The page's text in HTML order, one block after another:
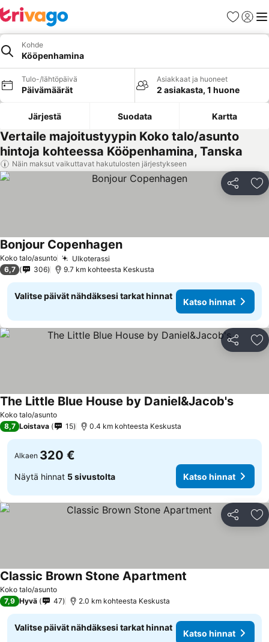
Suosikit
Kohde
Kööpenhamina
Tulo-/lähtöpäivä
Päivämäärät
Asiakkaat ja huoneet
2 asiakasta, 1 huone
Järjestä Suodata Kartta
Vertaile majoitustyypin Koko talo/asunto
hintoja kohteessa Kööpenhamina, Tanska
Näin maksut vaikuttavat hakutulosten järjestykseen
Jaa
Koko talo/asunto Ulkoterassi
Bonjour Copenhagen
6,7 306 9.7 km kohteesta Keskusta
Valitse päivät nähdäksesi tarkat hinnat
Katso hinnat
Jaa
Koko talo/asunto
The Little Blue House by Daniel&Jacob's
8,7 Loistava 15 0.4 km kohteesta Keskusta
Alkaen 320 €
Näytä hinnat 5 sivustolta Katso hinnat
Jaa
Koko talo/asunto
Classic Brown Stone Apartment
7,9 Hyvä 47 2.0 km kohteesta Keskusta
Valitse päivät nähdäksesi tarkat hinnat
Katso hinnat